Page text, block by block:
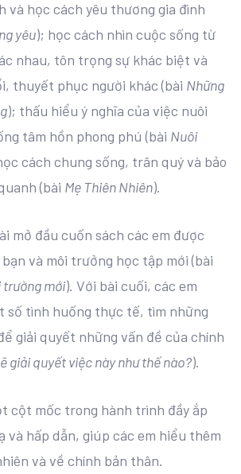
và học cách yêu thương gia đình
yêu); học cách nhìn cuộc sống từ
nhau, tôn trọng sự khác biệt và
thuyết phục người khác (bài Những
); thấu hiểu ý nghĩa của việc nuôi
tâm hồn phong phú (bài Nuôi
cách chung sống, trân quý và bảo
(bài Mẹ Thiên Nhiên).
mở đầu cuốn sách các em được
và môi trưởng học tập mới (bài
trường mới). Với bài cuối, các em
số tình huống thực tế, tìm những
giải quyết những vấn đề của chính
giải quyết việc này như thế nào?).
cột mốc trong hành trình đầy ắp
và hấp dẫn, giúp các em hiểu thêm
và về chính bản thân.